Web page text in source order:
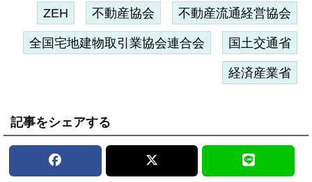
ZEH 不動産協会 不動産流通経営協会
全国宅地建物取引業協会連合会 国土交通省
経済産業省
記事をシェアする